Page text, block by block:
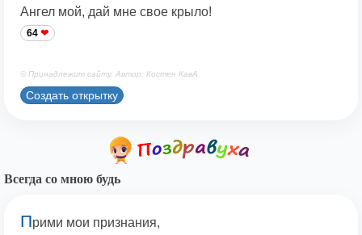
Ангел мой, дай мне свое крыло!
64
© Принадлежит сайту. Автор: Костен КавА
Создать открытку
Всегда со мною будь
Прими мои признания,